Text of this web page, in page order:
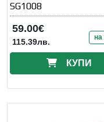
SG1008
59.00€
115.39лв. на
КУПИ